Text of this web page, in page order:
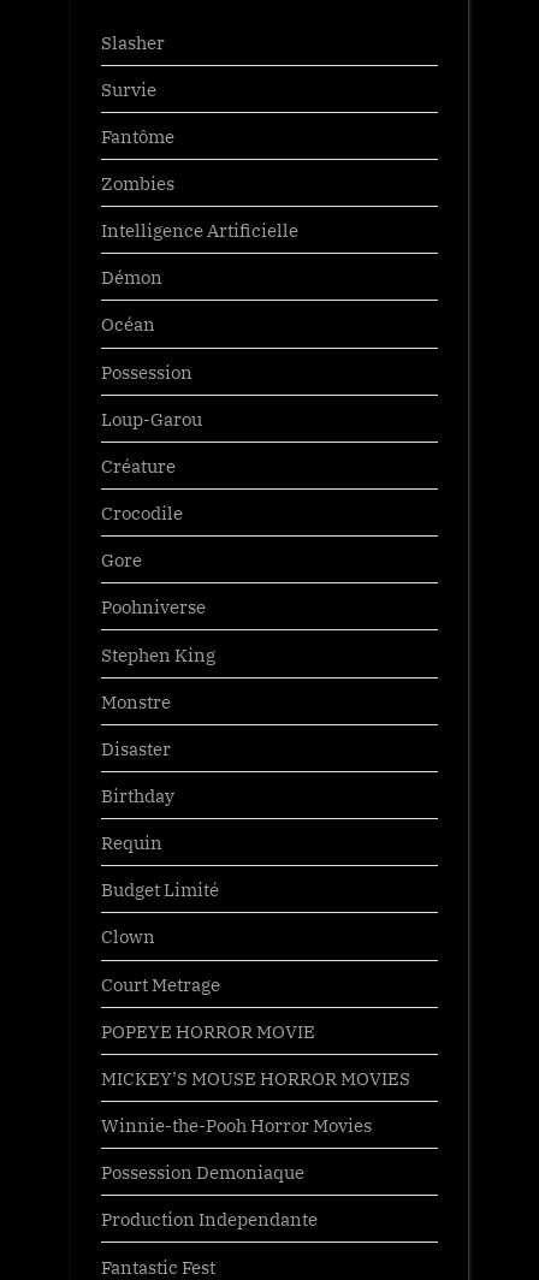
Slasher
Survie
Fantôme
Zombies
Intelligence Artificielle
Démon
Océan
Possession
Loup-Garou
Créature
Crocodile
Gore
Poohniverse
Stephen King
Monstre
Disaster
Birthday
Requin
Budget Limité
Clown
Court Metrage
POPEYE HORROR MOVIE
MICKEY’S MOUSE HORROR MOVIES
Winnie-the-Pooh Horror Movies
Possession Demoniaque
Production Independante
Fantastic Fest